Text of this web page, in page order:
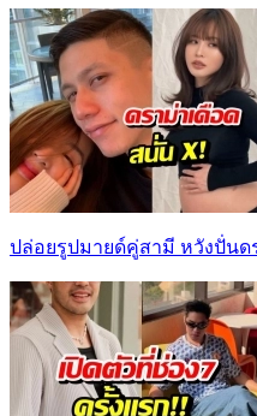
ปล่อยรูปมายด์คู่สามี หวังปั่นด